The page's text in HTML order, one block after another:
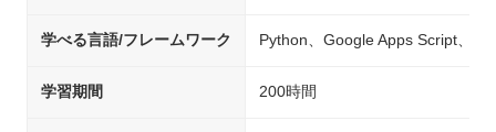
学べる言語/フレームワーク Python、Google Apps Script、
学習期間 200時間